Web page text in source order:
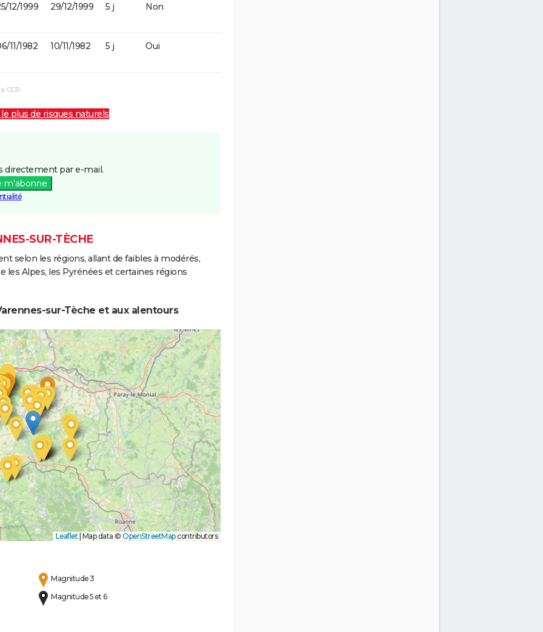
12/1999 29/12/1999 5 j Non
11/1982 10/11/1982 5 j Oui
CCR
plus de risques naturels
directement par e-mail.
m'abonne
SUR-TÈCHE
selon les régions, allant de faibles à modérés,
les Alpes, les Pyrénées et certaines régions
sur-Tèche et aux alentours
Leaflet | Map data © OpenStreetMapcontributors
Magnitude 3
Magnitude 5 et 6